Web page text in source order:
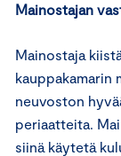
Mainostajan
Mainostaja
kauppakamarin
neuvoston
periaatteita.
siinä käytetä